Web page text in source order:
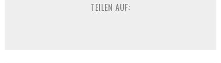
TEILEN AUF: